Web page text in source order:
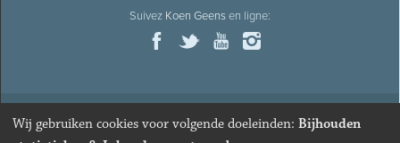
Suivez Koen Geensen ligne:
Wij gebruiken cookies voor volgende doeleinden: Bijhouden